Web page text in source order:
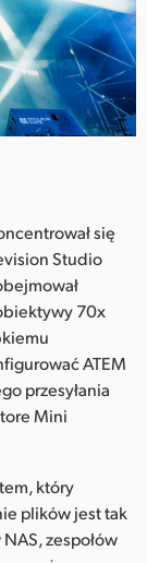
się
Studio
70x
ATEM
przesyłania
Mini
który
plików jest tak
zespołów